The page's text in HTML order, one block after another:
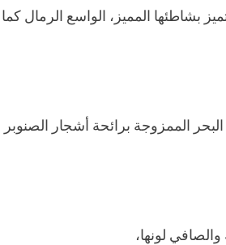
بشاطئها المميز، الواسع الرمال كما
الممزوجة برائحة أشجار الصنوبر
لونها،